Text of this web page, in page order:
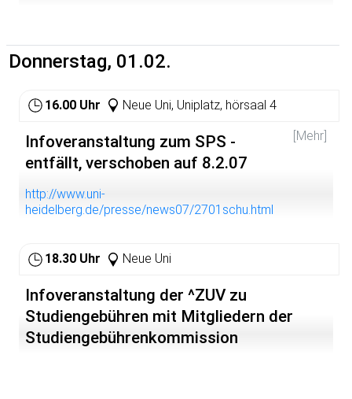
Donnerstag, 01.02.
16.00 Uhr Neue Uni, Uniplatz, hörsaal 4
[Mehr]
Infoveranstaltung zum SPS -
entfällt, verschoben auf 8.2.07
http://www.uni-
heidelberg.de/presse/news07/2701schu.html
18.30 Uhr Neue Uni
Infoveranstaltung der ^ZUV zu
Studiengebühren mit Mitgliedern der
Studiengebührenkommission